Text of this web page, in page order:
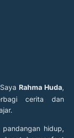
Rahma Huda,
cerita dan
hidup,